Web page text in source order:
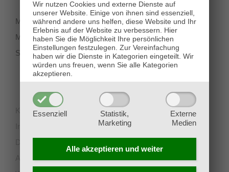
Wir nutzen Cookies und externe Dienste auf
unserer Website. Einige von ihnen sind essenziell,
während andere uns helfen, diese Website und Ihr
Erlebnis auf der Website zu verbessern. Hier
haben Sie die Möglichkeit Ihre persönlichen
Einstellungen festzulegen. Zur Vereinfachung
haben wir die Dienste in Kategorien eingeteilt. Wir
würden uns freuen, wenn Sie alle Kategorien
akzeptieren.
Essenziell
Statistik,
Marketing
Externe
Medien
Alle akzeptieren und weiter
Montag-Dienstag 11:00 - 18:00
Mittwoch-Freitag 11:00-19:00
Samstag 12:00 - 18:00
Kontakt